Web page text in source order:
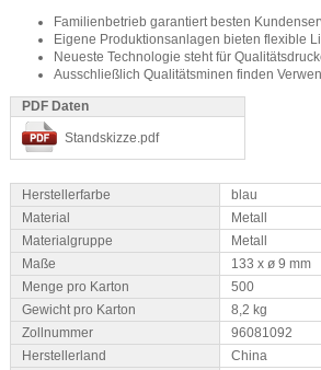
Familienbetrieb garantiert besten
Eigene Produktionsanlagen bieten flexible
Neueste Technologie steht für
Ausschließlich Qualitätsminen finden
PDF Daten
Standskizze.pdf
Herstellerfarbe
blau
Material
Metall
Materialgruppe
Metall
Maße
133 x ø 9 mm
Menge pro Karton
500
Gewicht pro Karton
8,2 kg
Zollnummer
96081092
Herstellerland
China